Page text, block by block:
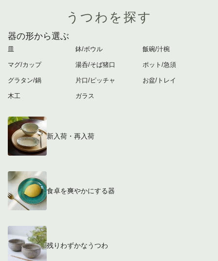
うつわを探す
器の形から選ぶ
皿
マグ/カップ
グラタン/鍋
木工
鉢/ボウル
湯呑/そば猪口
片口/ピッチャ
ガラス
飯碗/汁椀
ポット/急須
お盆/トレイ
新入荷・再入荷
食卓を爽やかにする器
残りわずかなうつわ